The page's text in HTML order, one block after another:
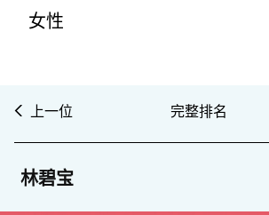
女性
上一位 完整排名
林碧宝